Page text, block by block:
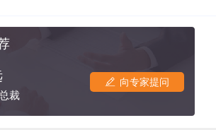
需要超过三分之二表决权的，修
增加或减少注册资源，合并、
绝对的老大。 这种股权模式适合
核心技术，自己创业思路，掏了
资金池，然后继续投资到其他项
就形成一个内部循环，暂时递
能设在某税收洼地或政策洼地，
他税务筹划。②防止核心利益群
裁
向专家提问